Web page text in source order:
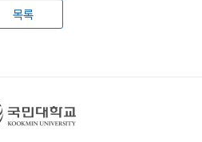
목록
교